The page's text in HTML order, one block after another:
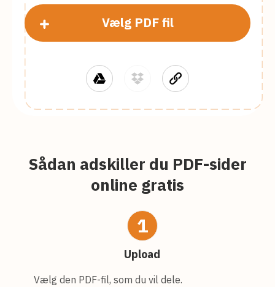
Vælg PDF fil
Sådan adskiller du PDF-sider
online gratis
1
Upload
Vælg den PDF-fil, som du vil dele.